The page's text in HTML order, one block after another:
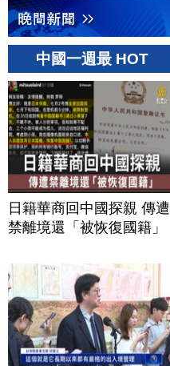
中國一週最 HOT
日籍華商回中國探親 傳遭
禁離境還「被恢復國籍」